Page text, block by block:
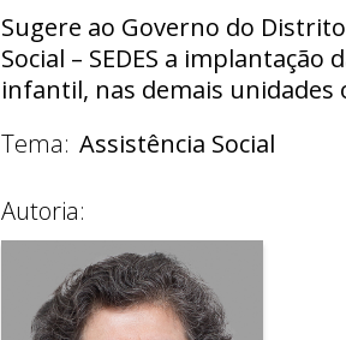
Sugere ao Governo do
Social – SEDES a
infantil, nas demais unidades
Tema: Assistência Social
Autoria: